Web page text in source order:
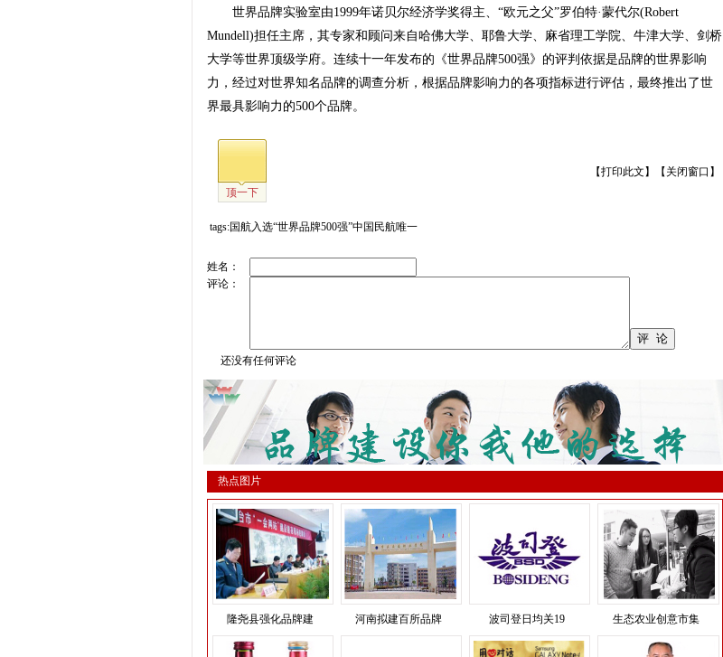
世界品牌实验室由1999年诺贝尔经济学奖得主、“欧元之父”罗伯特·蒙代尔(Robert
Mundell)担任主席，其专家和顾问来自哈佛大学、耶鲁大学、麻省理工学院、牛津大学、剑桥
大学等世界顶级学府。连续十一年发布的《世界品牌500强》的评判依据是品牌的世界影响
力，经过对世界知名品牌的调查分析，根据品牌影响力的各项指标进行评估，最终推出了世
界最具影响力的500个品牌。
顶一下
【打印此文 】【 关闭窗口 】
tags:国航入选“世界品牌500强”中国民航唯一
姓名：
评论：
还没有任何评论
热点图片
隆尧县强化品牌建 河南拟建百所品牌 波司登日均关19 生态农业创意市集